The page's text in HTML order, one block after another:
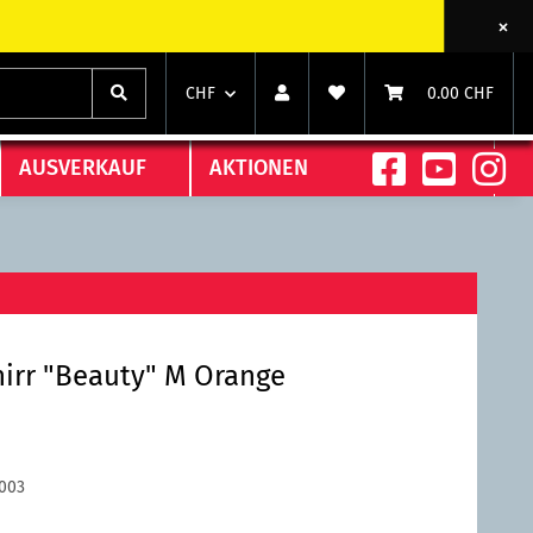
CHF 0.00 CHF
AUSVERKAUF AKTIONEN
"Beauty" M Orange